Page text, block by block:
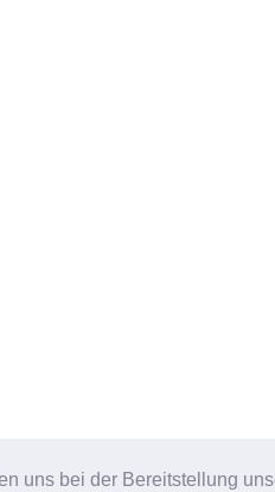
uns bei der Bereitstellung